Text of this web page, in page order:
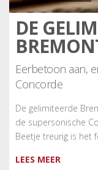
DE
Eerbetoon aan,
Concorde
De gelimiteerde
de supersonische
Beetje treurig is het
LEES MEER